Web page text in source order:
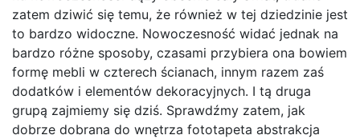
zatem dziwić się temu, że również w tej dziedzinie jest
to bardzo widoczne. Nowoczesność widać jednak na
bardzo różne sposoby, czasami przybiera ona bowiem
formę mebli w czterech ścianach, innym razem zaś
dodatków i elementów dekoracyjnych. I tą druga
grupą zajmiemy się dziś. Sprawdźmy zatem, jak
dobrze dobrana do wnętrza fototapeta abstrakcja